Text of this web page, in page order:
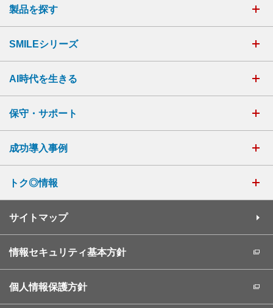
製品を探す
SMILEシリーズ
AI時代を生きる
保守・サポート
成功導入事例
トク◎情報
サイトマップ
情報セキュリティ基本方針
個人情報保護方針